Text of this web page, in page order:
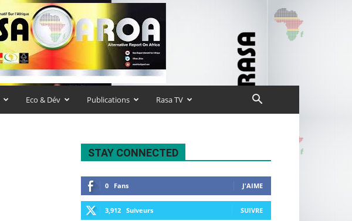
Eco & Dév Publications Rasa TV
STAY CONNECTED
0 Fans J'AIME
3,912 Suiveurs SUIVRE